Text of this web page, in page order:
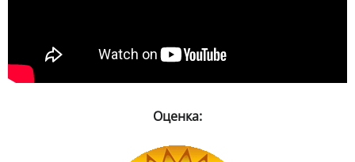
Оценка: